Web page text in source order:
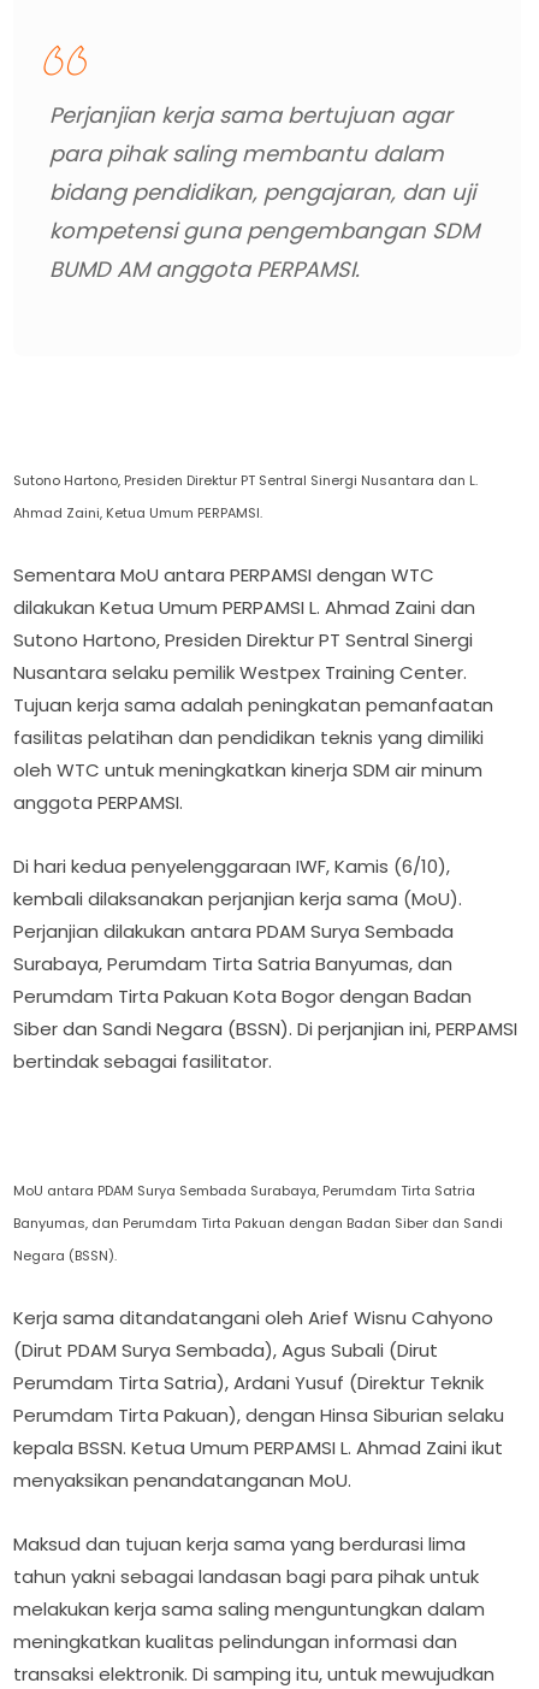
Perjanjian kerja sama bertujuan agar
para pihak saling membantu dalam
bidang pendidikan, pengajaran, dan uji
kompetensi guna pengembangan SDM
BUMD AM anggota PERPAMSI.
Sutono Hartono, Presiden Direktur PT Sentral Sinergi Nusantara dan L.
Ahmad Zaini, Ketua Umum PERPAMSI.
Sementara MoU antara PERPAMSI dengan WTC
dilakukan Ketua Umum PERPAMSI L. Ahmad Zaini dan
Sutono Hartono, Presiden Direktur PT Sentral Sinergi
Nusantara selaku pemilik Westpex Training Center.
Tujuan kerja sama adalah peningkatan pemanfaatan
fasilitas pelatihan dan pendidikan teknis yang dimiliki
oleh WTC untuk meningkatkan kinerja SDM air minum
anggota PERPAMSI.
Di hari kedua penyelenggaraan IWF, Kamis (6/10),
kembali dilaksanakan perjanjian kerja sama (MoU).
Perjanjian dilakukan antara PDAM Surya Sembada
Surabaya, Perumdam Tirta Satria Banyumas, dan
Perumdam Tirta Pakuan Kota Bogor dengan Badan
Siber dan Sandi Negara (BSSN). Di perjanjian ini, PERPAMSI
bertindak sebagai fasilitator.
MoU antara PDAM Surya Sembada Surabaya, Perumdam Tirta Satria
Banyumas, dan Perumdam Tirta Pakuan dengan Badan Siber dan Sandi
Negara (BSSN).
Kerja sama ditandatangani oleh Arief Wisnu Cahyono
(Dirut PDAM Surya Sembada), Agus Subali (Dirut
Perumdam Tirta Satria), Ardani Yusuf (Direktur Teknik
Perumdam Tirta Pakuan), dengan Hinsa Siburian selaku
kepala BSSN. Ketua Umum PERPAMSI L. Ahmad Zaini ikut
menyaksikan penandatanganan MoU.
Maksud dan tujuan kerja sama yang berdurasi lima
tahun yakni sebagai landasan bagi para pihak untuk
melakukan kerja sama saling menguntungkan dalam
meningkatkan kualitas pelindungan informasi dan
transaksi elektronik. Di samping itu, untuk mewujudkan